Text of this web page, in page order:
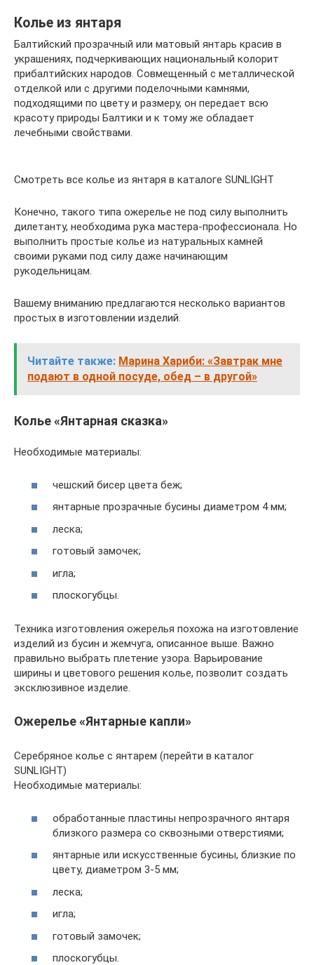
Колье из янтаря
Балтийский прозрачный или матовый янтарь красив в
украшениях, подчеркивающих национальный колорит
прибалтийских народов. Совмещенный с металлической
отделкой или с другими поделочными камнями,
подходящими по цвету и размеру, он передает всю
красоту природы Балтики и к тому же обладает
лечебными свойствами.
Смотреть все колье из янтаря в каталоге SUNLIGHT
Конечно, такого типа ожерелье не под силу выполнить
дилетанту, необходима рука мастера-профессионала. Но
выполнить простые колье из натуральных камней
своими руками под силу даже начинающим
рукодельницам.
Вашему вниманию предлагаются несколько вариантов
простых в изготовлении изделий.
Читайте также: Марина Хариби: «Завтрак мне
подают в одной посуде, обед – в другой»
Колье «Янтарная сказка»
Необходимые материалы:
чешский бисер цвета беж;
янтарные прозрачные бусины диаметром 4 мм;
леска;
готовый замочек;
игла;
плоскогубцы.
Техника изготовления ожерелья похожа на изготовление
изделий из бусин и жемчуга, описанное выше. Важно
правильно выбрать плетение узора. Варьирование
ширины и цветового решения колье, позволит создать
эксклюзивное изделие.
Ожерелье «Янтарные капли»
Серебряное колье с янтарем (перейти в каталог
SUNLIGHT)
Необходимые материалы:
обработанные пластины непрозрачного янтаря
близкого размера со сквозными отверстиями;
янтарные или искусственные бусины, близкие по
цвету, диаметром 3-5 мм;
леска;
игла;
готовый замочек;
плоскогубцы.